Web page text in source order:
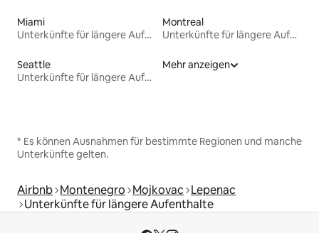
Miami
Unterkünfte für längere Aufenthalte
Montreal
Unterkünfte für längere Aufenthalte
Seattle
Unterkünfte für längere Aufenthalte
Mehr anzeigen
* Es können Ausnahmen für bestimmte Regionen und manche
Unterkünfte gelten.
Airbnb Montenegro Mojkovac Lepenac
Unterkünfte für längere Aufenthalte